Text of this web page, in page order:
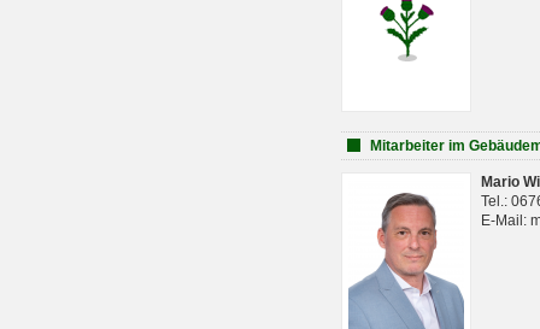
Mitarbeiter im
Mario
Tel.:
E-Mail: